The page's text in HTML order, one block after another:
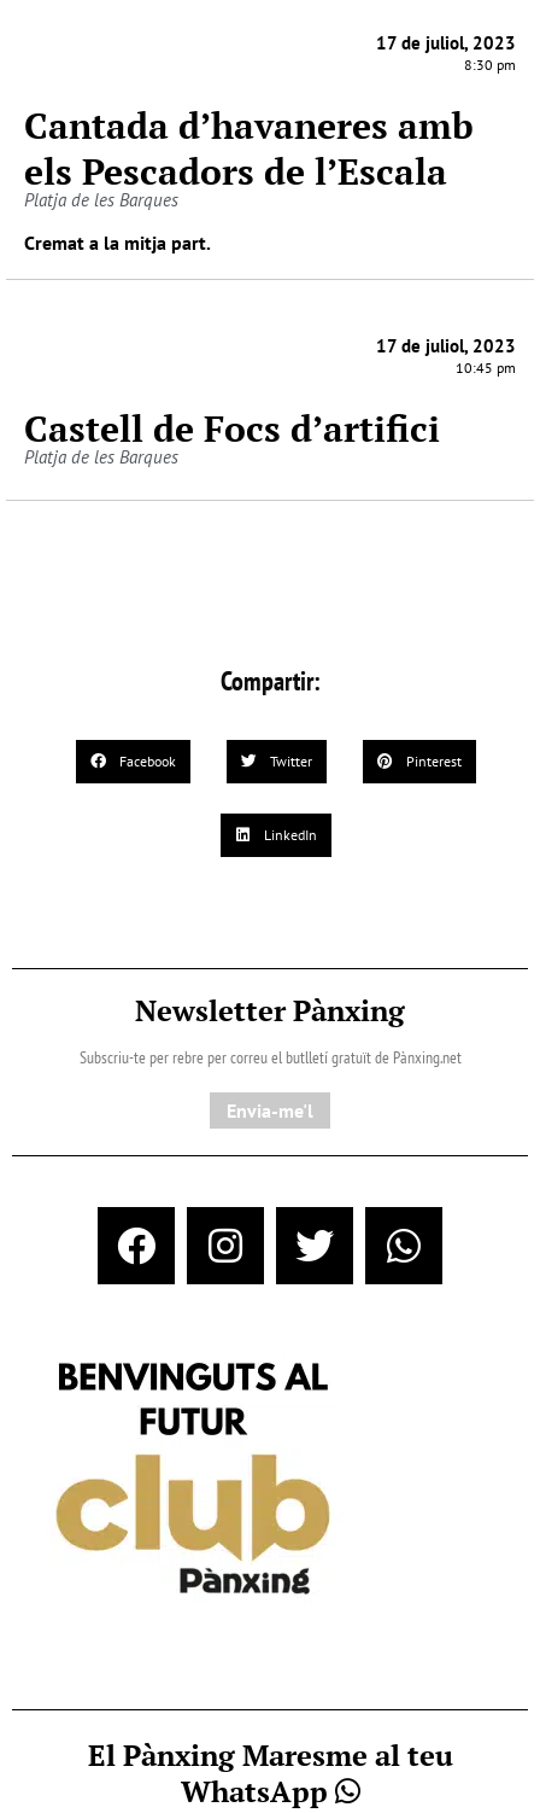
17 de juliol, 2023
8:30 pm
Cantada d’havaneres amb
els Pescadors de l’Escala
Platja de les Barques
Cremat a la mitja part.
17 de juliol, 2023
10:45 pm
Castell de Focs d’artifici
Platja de les Barques
Compartir:
Facebook Twitter Pinterest
LinkedIn
Newsletter Pànxing
Subscriu-te per rebre per correu el butlletí gratuït de Pànxing.net​
Envia-me'l
El Pànxing Maresme al teu
WhatsApp